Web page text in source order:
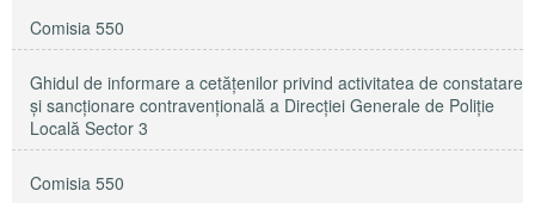
Comisia 550
Ghidul de informare a cetățenilor privind activitatea de constatare
și sancționare contravențională a Direcției Generale de Poliție
Locală Sector 3
Comisia 550